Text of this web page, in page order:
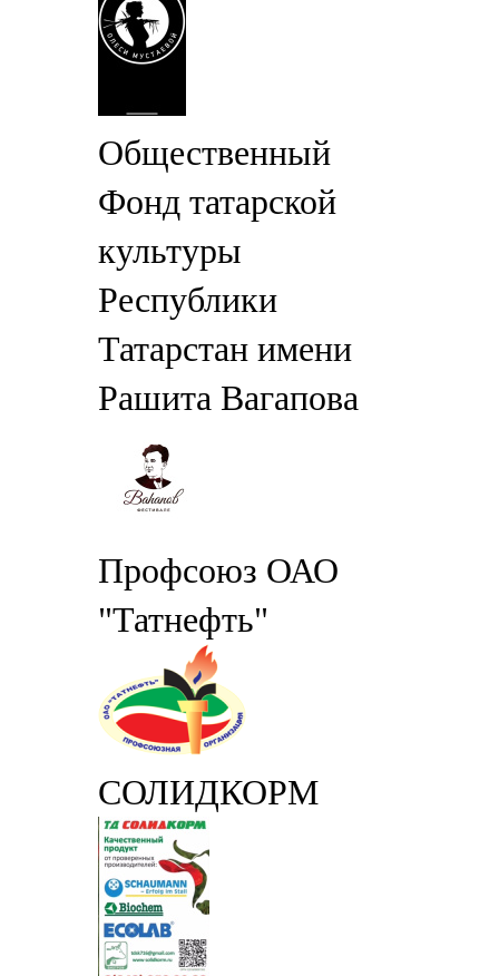
Общественный
Фонд татарской
культуры
Республики
Татарстан имени
Рашита Вагапова
Профсоюз ОАО
"Татнефть"
СОЛИДКОРМ